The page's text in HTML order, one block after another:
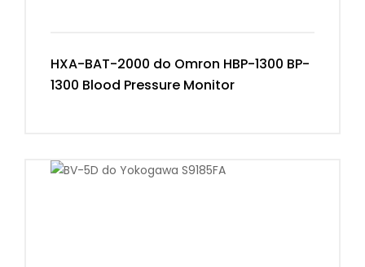
HXA-BAT-2000 do Omron HBP-1300 BP-
1300 Blood Pressure Monitor